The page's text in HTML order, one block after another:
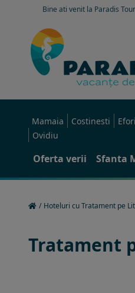
Bine ati venit la Paradis
Mamaia Costinesti
Ovidiu
Oferta verii Sfanta
/ Hoteluri cu Tratament pe
Tratament